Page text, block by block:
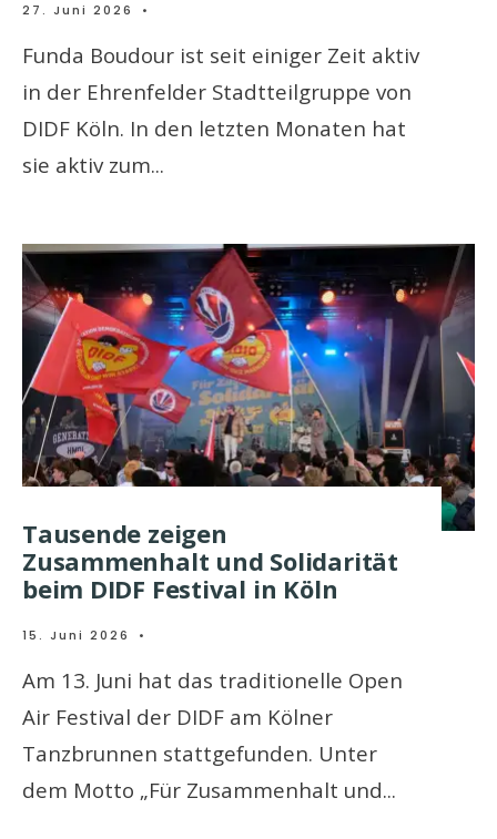
27. Juni 2026 •
Funda Boudour ist seit einiger Zeit aktiv
in der Ehrenfelder Stadtteilgruppe von
DIDF Köln. In den letzten Monaten hat
sie aktiv zum...
Tausende zeigen
Zusammenhalt und Solidarität
beim DIDF Festival in Köln
15. Juni 2026 •
Am 13. Juni hat das traditionelle Open
Air Festival der DIDF am Kölner
Tanzbrunnen stattgefunden. Unter
dem Motto „Für Zusammenhalt und...